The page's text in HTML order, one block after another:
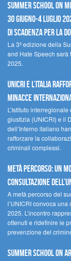
Summer School on
30 giugno-4 luglio
di scadenza per la
La 3ª edizione della
and Hate Speech
2025.
UNICRI e l’Italia
minacce
L’Istituto
giustizia (UNICRI) e il
dell’Interno italiano
rafforzare la
criminali complessi.
Metà percorso: un
Consultazione
A metà percorso del
l’UNICRI convoca
2025. L’incontro
ottenuti e ridefinire le
prevenzione del
Summer School on